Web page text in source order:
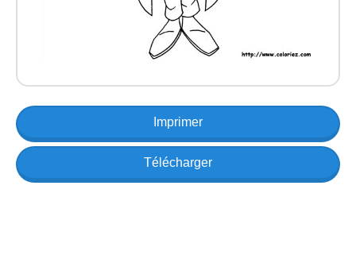
Imprimer
Télécharger